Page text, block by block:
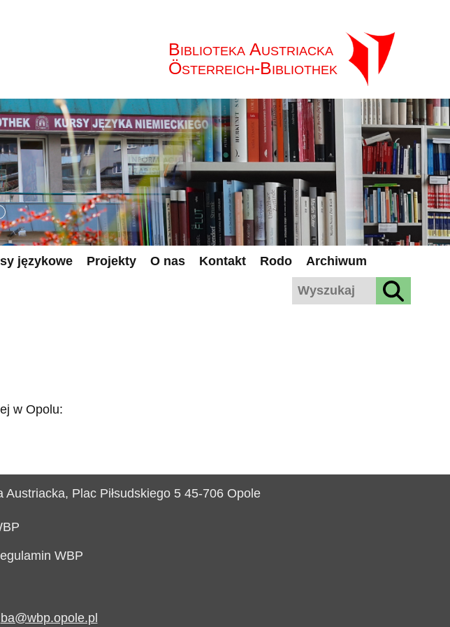
Biblioteka Austriacka
Österreich-Bibliothek
językowe Projekty O nas Kontakt Rodo Archiwum
w Opolu:
Plac Piłsudskiego 5 45-706 Opole
WBP
ba@wbp.opole.pl